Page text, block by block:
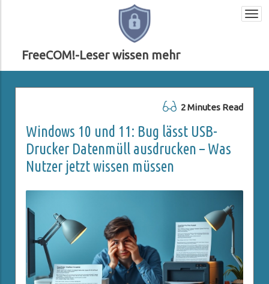
FreeCOM!-Leser wissen mehr
2 Minutes Read
Windows 10 und 11: Bug lässt USB-
Drucker Datenmüll ausdrucken – Was
Nutzer jetzt wissen müssen